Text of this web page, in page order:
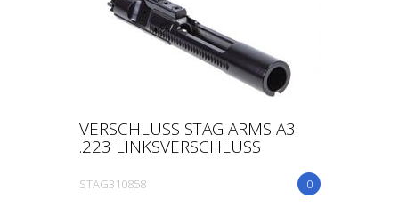
VERSCHLUSS STAG ARMS A3
.223 LINKSVERSCHLUSS
0
STAG310858